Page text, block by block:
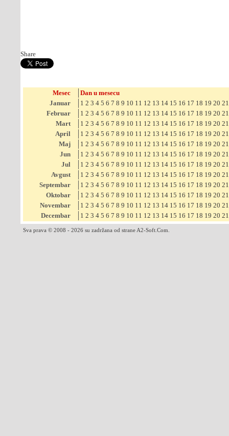
Share
Mesec
Dan u mesecu
Januar
1 2 3 4 5 6 7 8 9 10 11 12 13 14 15 16 17 18 19 20 21
Februar
1 2 3 4 5 6 7 8 9 10 11 12 13 14 15 16 17 18 19 20 21
Mart
1 2 3 4 5 6 7 8 9 10 11 12 13 14 15 16 17 18 19 20 21
April
1 2 3 4 5 6 7 8 9 10 11 12 13 14 15 16 17 18 19 20 21
Maj
1 2 3 4 5 6 7 8 9 10 11 12 13 14 15 16 17 18 19 20 21
Jun
1 2 3 4 5 6 7 8 9 10 11 12 13 14 15 16 17 18 19 20 21
Jul
1 2 3 4 5 6 7 8 9 10 11 12 13 14 15 16 17 18 19 20 21
Avgust
1 2 3 4 5 6 7 8 9 10 11 12 13 14 15 16 17 18 19 20 21
Septembar
1 2 3 4 5 6 7 8 9 10 11 12 13 14 15 16 17 18 19 20 21
Oktobar
1 2 3 4 5 6 7 8 9 10 11 12 13 14 15 16 17 18 19 20 21
Novembar
1 2 3 4 5 6 7 8 9 10 11 12 13 14 15 16 17 18 19 20 21
Decembar
1 2 3 4 5 6 7 8 9 10 11 12 13 14 15 16 17 18 19 20 21
Sva prava © 2008 - 2026 su zadržana od strane A2-Soft.Com.